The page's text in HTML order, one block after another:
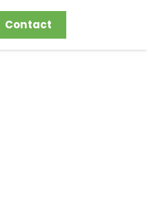
Contact